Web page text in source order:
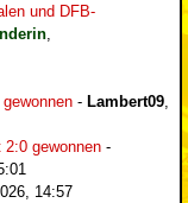
und DFB-
- Lambert09
gewonnen -
14:57